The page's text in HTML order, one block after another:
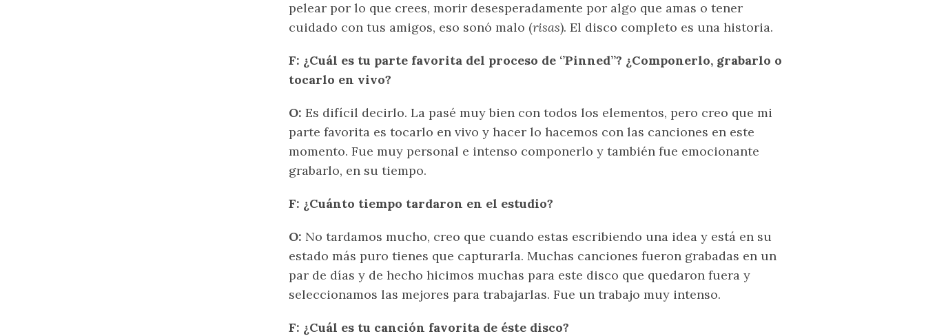
pelear por lo que crees, morir desesperadamente por algo que amas o tener
cuidado con tus amigos, eso sonó malo (risas). El disco completo es una historia.
F: ¿Cuál es tu parte favorita del proceso de ‘’Pinned’’? ¿Componerlo, grabarlo o
tocarlo en vivo?
O: Es difícil decirlo. La pasé muy bien con todos los elementos, pero creo que mi
parte favorita es tocarlo en vivo y hacer lo hacemos con las canciones en este
momento. Fue muy personal e intenso componerlo y también fue emocionante
grabarlo, en su tiempo.
F: ¿Cuánto tiempo tardaron en el estudio?
O: No tardamos mucho, creo que cuando estas escribiendo una idea y está en su
estado más puro tienes que capturarla. Muchas canciones fueron grabadas en un
par de días y de hecho hicimos muchas para este disco que quedaron fuera y
seleccionamos las mejores para trabajarlas. Fue un trabajo muy intenso.
F: ¿Cuál es tu canción favorita de éste disco?